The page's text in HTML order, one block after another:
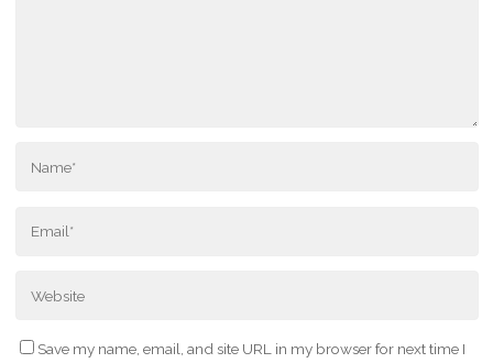
Save my name, email, and site URL in my browser for next time I